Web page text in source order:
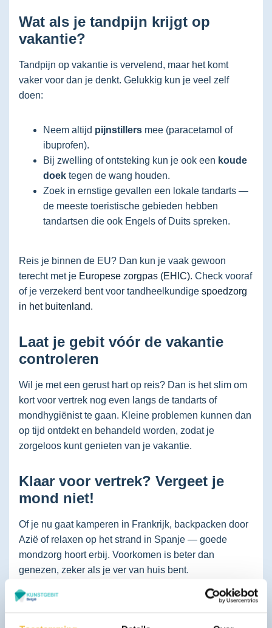
Wat als je tandpijn krijgt op
vakantie?
Tandpijn op vakantie is vervelend, maar het komt
vaker voor dan je denkt. Gelukkig kun je veel zelf
doen:
Neem altijd pijnstillers mee (paracetamol of
ibuprofen).
Bij zwelling of ontsteking kun je ook een koude
doek tegen de wang houden.
Zoek in ernstige gevallen een lokale tandarts —
de meeste toeristische gebieden hebben
tandartsen die ook Engels of Duits spreken.
Reis je binnen de EU? Dan kun je vaak gewoon
terecht met je Europese zorgpas (EHIC). Check vooraf
of je verzekerd bent voor tandheelkundige spoedzorg
in het buitenland.
Laat je gebit vóór de vakantie
controleren
Wil je met een gerust hart op reis? Dan is het slim om
kort voor vertrek nog even langs de tandarts of
mondhygiënist te gaan. Kleine problemen kunnen dan
op tijd ontdekt en behandeld worden, zodat je
zorgeloos kunt genieten van je vakantie.
Klaar voor vertrek? Vergeet je
mond niet!
Of je nu gaat kamperen in Frankrijk, backpacken door
Azië of relaxen op het strand in Spanje — goede
mondzorg hoort erbij. Voorkomen is beter dan
genezen, zeker als je ver van huis bent.
Plan vóór je vakantie nog een controle of reinigingbij